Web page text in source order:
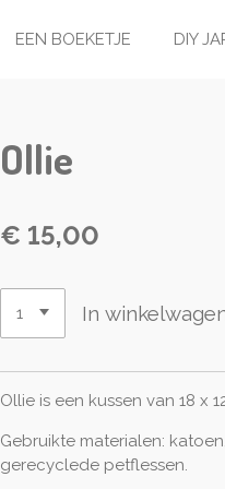
EEN BOEKETJE DIY
Ollie
€ 15,00
In
Ollie is een kussen van 18 x
Gebruikte materialen:
gerecyclede petflessen.